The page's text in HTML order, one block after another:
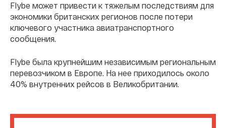
Flybe может привести к тяжелым последствиям для
экономики британских регионов после потери
ключевого участника авиатранспортного
сообщения.
Flybe была крупнейшим независимым региональным
перевозчиком в Европе. На нее приходилось около
40% внутренних рейсов в Великобритании.